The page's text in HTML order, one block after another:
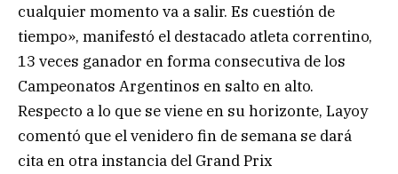
cualquier momento va a salir. Es cuestión de
tiempo», manifestó el destacado atleta correntino,
13 veces ganador en forma consecutiva de los
Campeonatos Argentinos en salto en alto.
Respecto a lo que se viene en su horizonte, Layoy
comentó que el venidero fin de semana se dará
cita en otra instancia del Grand Prix